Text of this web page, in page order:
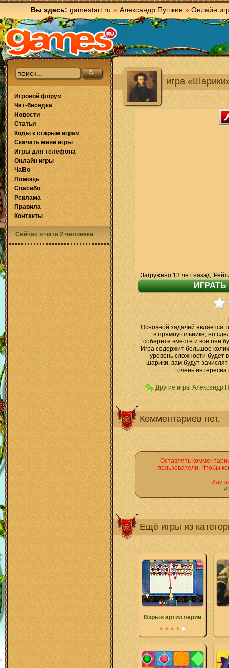
Вы здесь: gamestart.ru » Александр Пушкин » Онлайн
игра
Загружено 13 лет назад.
Основной задачей является
в прямоугольнике, но
соберете вместе и все они
Игра содержит большое
уровень сложности
шарики, вам будут
очень интересна
Другие игры Александр
Комментариев нет.
Оставлять
пользователи. Чтобы
Или
Ещё игры из
Взрыв артиллерии
Игровой форум
Чат-беседка
Новости
Статьи
Коды к старым играм
Скачать мини игры
Игры для телефона
Онлайн игры
ЧаВо
Помощь
Спасибо
Реклама
Правила
Контакты
Сейчас в чате 2 человека